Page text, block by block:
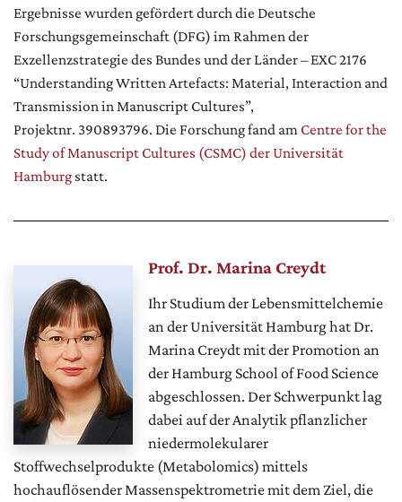
Ergebnisse wurden gefördert durch die Deutsche
Forschungsgemeinschaft (DFG) im Rahmen der
Exzellenzstrategie des Bundes und der Länder – EXC 2176
“Understanding Written Artefacts: Material, Interaction and
Transmission in Manuscript Cultures”,
Projektnr. 390893796. Die Forschung fand am Centre for the
Study of Manuscript Cultures (CSMC) der Universität
Hamburg statt.
Prof. Dr. Marina Creydt
Ihr Studium der Lebensmittelchemie
an der Universität Hamburg hat Dr.
Marina Creydt mit der Promotion an
der Hamburg School of Food Science
abgeschlossen. Der Schwerpunkt lag
dabei auf der Analytik pflanzlicher
niedermolekularer
Stoffwechselprodukte (Metabolomics) mittels
hochauflösender Massenspektrometrie mit dem Ziel, die